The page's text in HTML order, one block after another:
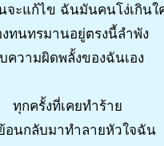
จะแก้ไข ฉันมันคนโง่เกินใ
ทนทรมานอยู่ตรงนี้ลำพัง
ความผิดพลั้งของฉันเอง
ทุกครั้งที่เคยทำร้าย
อนกลับมาทำลายหัวใจฉัน